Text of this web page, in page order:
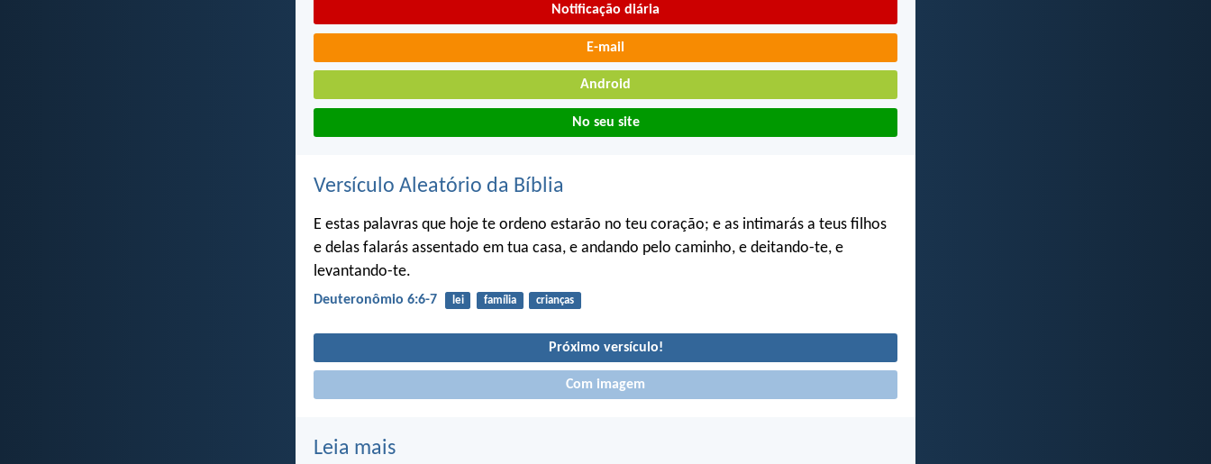
Notificação diária
E-mail
Android
No seu site
Versículo Aleatório da Bíblia
E estas palavras que hoje te ordeno estarão no teu coração; e as intimarás a teus filhos
e delas falarás assentado em tua casa, e andando pelo caminho, e deitando-te, e
levantando-te.
Deuteronômio 6:6-7 lei família crianças
Próximo versículo!
Com imagem
Leia mais